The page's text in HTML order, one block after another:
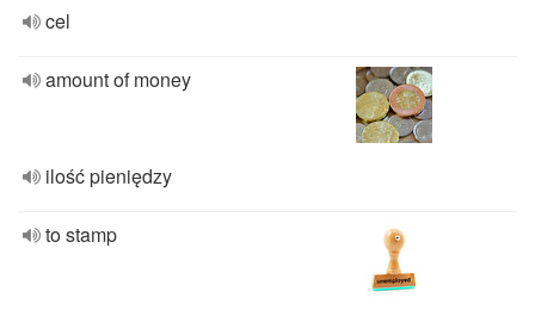
cel
amount of money
ilość pieniędzy
to stamp